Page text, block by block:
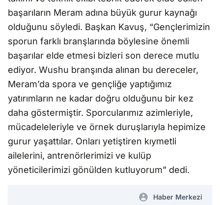
başarıların Meram adına büyük gurur kaynağı
olduğunu söyledi. Başkan Kavuş, “Gençlerimizin
sporun farklı branşlarında böylesine önemli
başarılar elde etmesi bizleri son derece mutlu
ediyor. Wushu branşında alınan bu dereceler,
Meram’da spora ve gençliğe yaptığımız
yatırımların ne kadar doğru olduğunu bir kez
daha göstermiştir. Sporcularımız azimleriyle,
mücadeleleriyle ve örnek duruşlarıyla hepimize
gurur yaşattılar. Onları yetiştiren kıymetli
ailelerini, antrenörlerimizi ve kulüp
yöneticilerimizi gönülden kutluyorum” dedi.
Haber Merkezi